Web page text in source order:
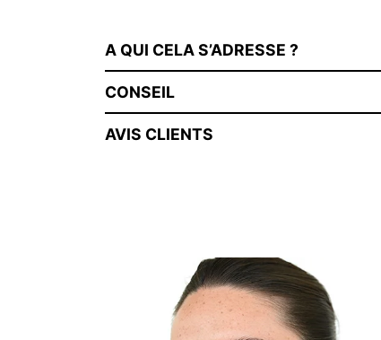
A QUI CELA S’ADRESSE ?
CONSEIL
AVIS CLIENTS